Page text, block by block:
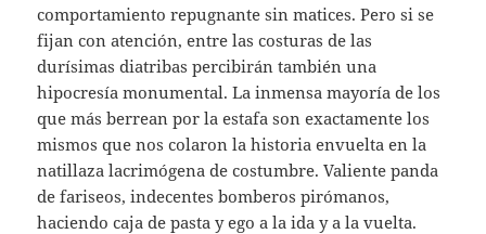
comportamiento repugnante sin matices. Pero si se
fijan con atención, entre las costuras de las
durísimas diatribas percibirán también una
hipocresía monumental. La inmensa mayoría de los
que más berrean por la estafa son exactamente los
mismos que nos colaron la historia envuelta en la
natillaza lacrimógena de costumbre. Valiente panda
de fariseos, indecentes bomberos pirómanos,
haciendo caja de pasta y ego a la ida y a la vuelta.